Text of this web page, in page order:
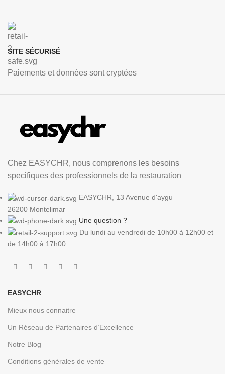
SITE SÉCURISÉ
Paiements et données sont cryptées
Chez EASYCHR, nous comprenons les besoins
specifiques des professionnels de la restauration
EASYCHR, 13 Avenue d'aygu
26200 Montelimar
Une question ?
Du lundi au vendredi de 10h00 à 12h00 et
de 14h00 à 17h00
EASYCHR
Mieux nous connaitre
Un Réseau de Partenaires d’Excellence
Notre Blog
Conditions générales de vente